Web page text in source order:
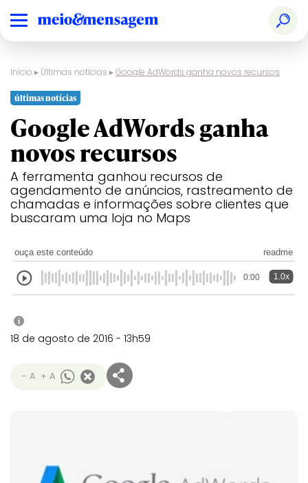
Início ▸ Últimas notícias ▸Google AdWords ganha novos recursos
últimas notícias
Google AdWords ganha
novos recursos
A ferramenta ganhou recursos de
agendamento de anúncios, rastreamento de
chamadas e informações sobre clientes que
buscaram uma loja no Maps
ouça este conteúdo readme
0:00 1.0x
i
18 de agosto de 2016 - 13h59
- A + A